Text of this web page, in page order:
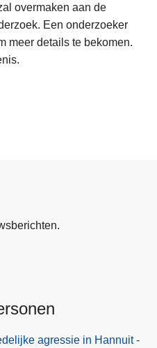
overmaken aan de
Een onderzoeker
meer details te bekomen.
agressie in Hannuit -